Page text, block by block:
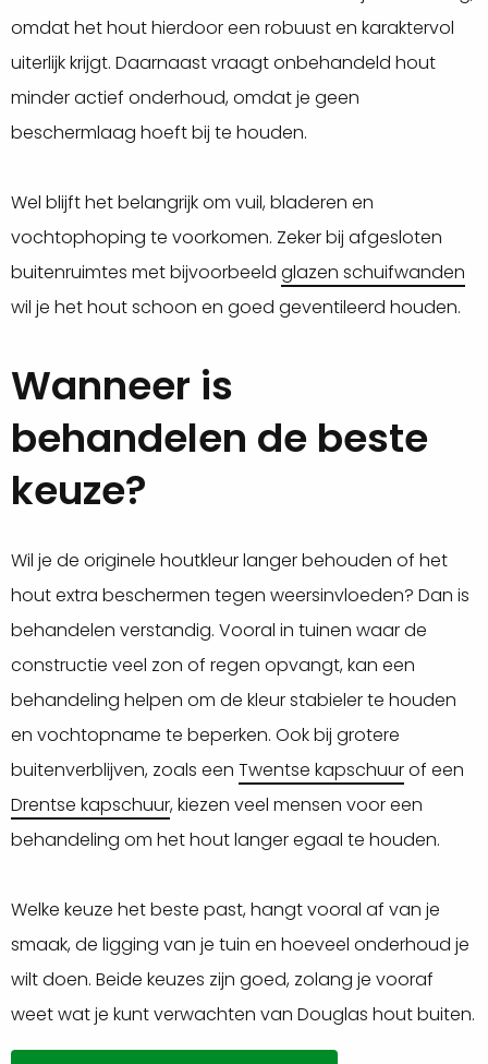
omdat het hout hierdoor een robuust en karaktervol
uiterlijk krijgt. Daarnaast vraagt onbehandeld hout
minder actief onderhoud, omdat je geen
beschermlaag hoeft bij te houden.
Wel blijft het belangrijk om vuil, bladeren en
vochtophoping te voorkomen. Zeker bij afgesloten
buitenruimtes met bijvoorbeeld glazen schuifwanden
wil je het hout schoon en goed geventileerd houden.
Wanneer is
behandelen de beste
keuze?
Wil je de originele houtkleur langer behouden of het
hout extra beschermen tegen weersinvloeden? Dan is
behandelen verstandig. Vooral in tuinen waar de
constructie veel zon of regen opvangt, kan een
behandeling helpen om de kleur stabieler te houden
en vochtopname te beperken. Ook bij grotere
buitenverblijven, zoals een Twentse kapschuurof een
Drentse kapschuur, kiezen veel mensen voor een
behandeling om het hout langer egaal te houden.
Welke keuze het beste past, hangt vooral af van je
smaak, de ligging van je tuin en hoeveel onderhoud je
wilt doen. Beide keuzes zijn goed, zolang je vooraf
weet wat je kunt verwachten van Douglas hout buiten.